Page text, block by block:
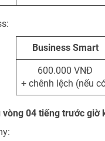
Business Smart
600.000 VNĐ
+ chênh lệch (nếu
04 tiếng trước giờ